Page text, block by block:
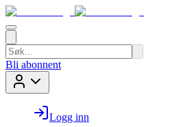
Bli abonnent
Logg inn